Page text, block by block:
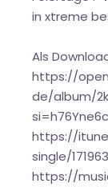
in xtreme
Als
https://
de/album/
https://
single/
https://